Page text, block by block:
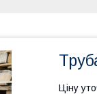
Ціну